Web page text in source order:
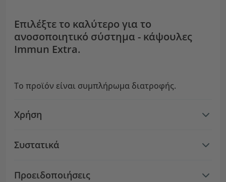
Επιλέξτε το καλύτερο για το
ανοσοποιητικό σύστημα - κάψουλες
Immun Extra.
Το προϊόν είναι συμπλήρωμα διατροφής.
Χρήση
Συστατικά
Προειδοποιήσεις